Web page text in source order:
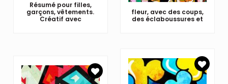
Résumé pour filles,
garçons, vêtements.
Créatif avec
fleur, avec des coups,
des éclaboussures et